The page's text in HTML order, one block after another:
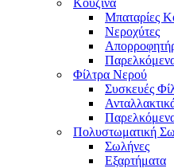
Κουζίνα
Μπαταρίες
Νεροχύτες
Φίλτρα Νερού
Συσκευές
Πολυστωματική
Σωλήνες
Εξαρτήματα